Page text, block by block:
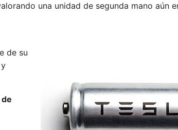
una unidad de segunda mano aún
de su